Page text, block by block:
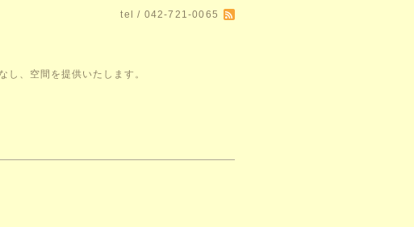
tel / 042-721-0065
、空間を提供いたします。